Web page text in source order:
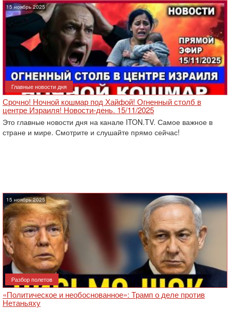
15 ноябрь 2025
Главные новости дня
Срочно! Ночной кошмар под Хайфой! Огненный столб в
центре Израиля! Новости-день. 15/11/2025
Это главные новости дня на канале ITON.TV. Самое важное в
стране и мире. Смотрите и слушайте прямо сейчас!
15 ноябрь 2025
Разбор полетов
«Политическое и необоснованное»: Трамп о деле против
Нетаньяху